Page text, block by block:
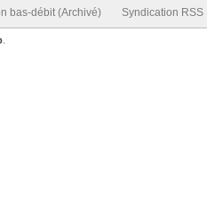
bas-débit (Archivé) Syndication RSS